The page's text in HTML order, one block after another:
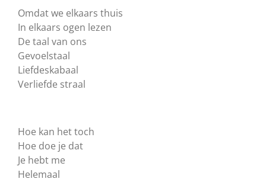
Omdat we elkaars thuis
In elkaars ogen lezen
De taal van ons
Gevoelstaal
Liefdeskabaal
Verliefde straal
Hoe kan het toch
Hoe doe je dat
Je hebt me
Helemaal